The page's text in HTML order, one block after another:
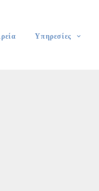
Υπηρεσίες